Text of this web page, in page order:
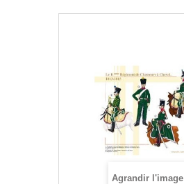
Agrandir l'image